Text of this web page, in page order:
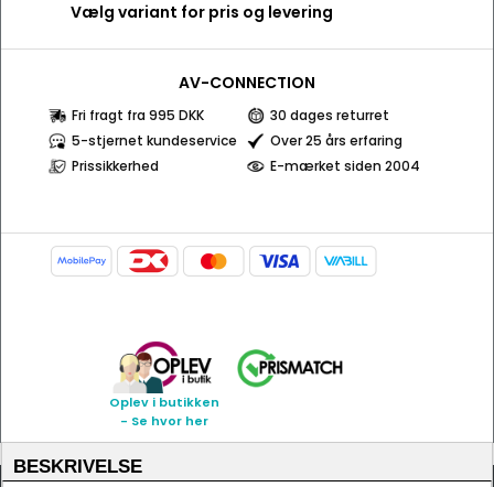
Vælg variant for pris og levering
AV-CONNECTION
Fri fragt fra 995 DKK
30 dages returret
5-stjernet kundeservice
Over 25 års erfaring
Prissikkerhed
E-mærket siden 2004
Oplev i butikken
- Se hvor her
BESKRIVELSE